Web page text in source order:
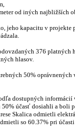
od iných najbližších
jeho kapacitu v projekte
376 platných
hlasov.
50% oprávnených
dostupných
účasť dosiahli a boli
Skalica odmietli
so 60.37% pri